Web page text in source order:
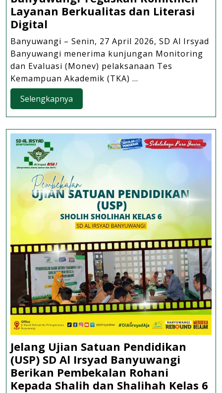
Layanan Berkualitas dan Literasi
Digital
dan
Evaluasi
TKA
oleh
Dinas
Pendidikan,
SD
Al
Irsyad
Banyuwangi
Tegaskan
Komitmen
Layanan
Berkualitas
dan
Literasi
Digital
Banyuwangi – Senin, 27 April 2026, SD Al Irsyad
Banyuwangi menerima kunjungan Monitoring
dan Evaluasi (Monev) pelaksanaan Tes
Kemampuan Akademik (TKA) ...
Selengkapnya
Jelang Ujian Satuan Pendidikan
(USP) SD Al Irsyad Banyuwangi
Berikan Pembekalan Rohani
Kepada Shalih dan Shalihah Kelas 6